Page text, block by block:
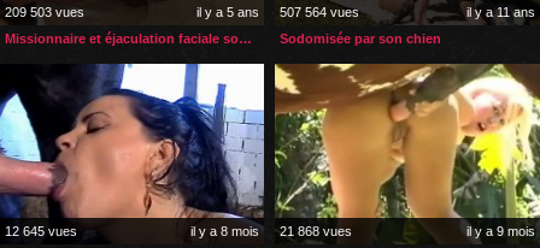
209 503 vues
il y a 5 ans
Missionnaire et éjaculation faciale son chien lui fait la totale
507 564 vues
il y a 11 ans
Sodomisée par son chien
12 645 vues
il y a 8 mois
21 868 vues
il y a 9 mois